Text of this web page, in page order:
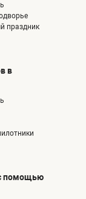
праздник
в
помощью